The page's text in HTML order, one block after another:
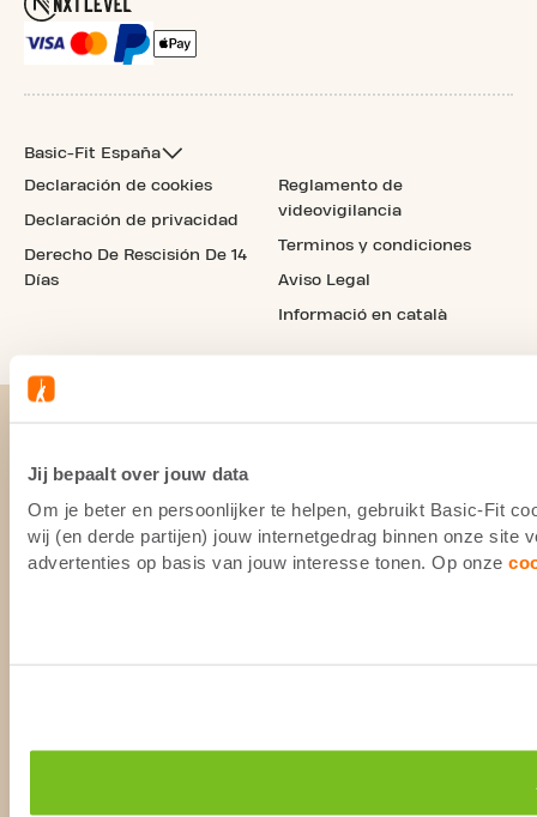
Jij bepaalt over jouw data
Om je beter en persoonlijker te helpen, gebruikt Basic-Fit
wij (en derde partijen) jouw internetgedrag binnen onze site
advertenties op basis van jouw interesse tonen. Op onze
Basic-Fit España
Declaración de cookies
Declaración de privacidad
Derecho De Rescisión De 14
Días
Reglamento de
videovigilancia
Terminos y condiciones
Aviso Legal
Informació en català